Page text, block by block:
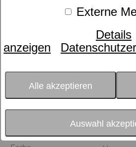
Externe
Details
anzeigen
Alle akzeptieren
Auswahl